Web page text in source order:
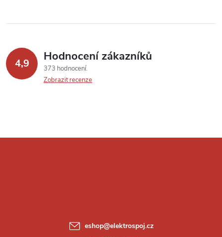
4,9 Hodnocení zákazníků
373 hodnocení
Zobrazit recenze
eshop@elektrospoj.cz